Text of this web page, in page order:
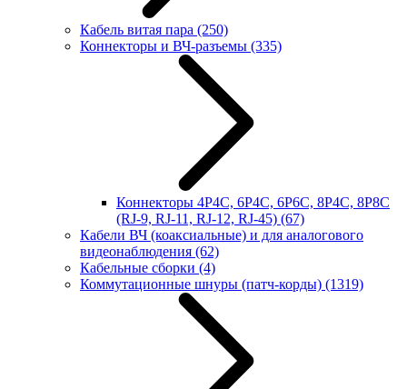
Кабель витая пара (250)
Коннекторы и ВЧ-разъемы (335)
Коннекторы 4P4C, 6P4C, 6P6C, 8P4C, 8P8C
(RJ-9, RJ-11, RJ-12, RJ-45) (67)
Кабели ВЧ (коаксиальные) и для аналогового
видеонаблюдения (62)
Кабельные сборки (4)
Коммутационные шнуры (патч-корды) (1319)